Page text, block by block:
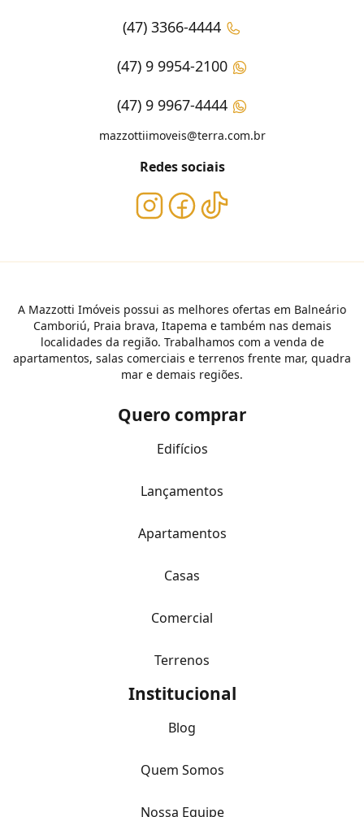
(47) 3366-4444
(47) 9 9954-2100
(47) 9 9967-4444
mazzottiimoveis@terra.com.br
Redes sociais
A Mazzotti Imóveis possui as melhores ofertas em Balneário
Camboriú, Praia brava, Itapema e também nas demais
localidades da região. Trabalhamos com a venda de
apartamentos, salas comerciais e terrenos frente mar, quadra
mar e demais regiões.
Quero comprar
Edifícios
Lançamentos
Apartamentos
Casas
Comercial
Terrenos
Institucional
Blog
Quem Somos
Nossa Equipe